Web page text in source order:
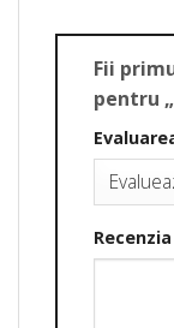
Fii
pentru